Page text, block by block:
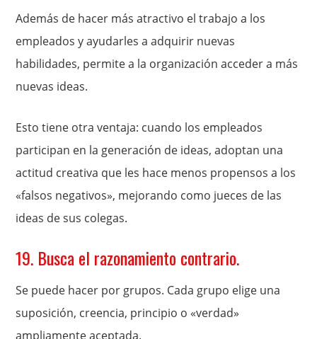
Además de hacer más atractivo el trabajo a los
empleados y ayudarles a adquirir nuevas
habilidades, permite a la organización acceder a más
nuevas ideas.
Esto tiene otra ventaja: cuando los empleados
participan en la generación de ideas, adoptan una
actitud creativa que les hace menos propensos a los
«falsos negativos», mejorando como jueces de las
ideas de sus colegas.
19. Busca el razonamiento contrario.
Se puede hacer por grupos. Cada grupo elige una
suposición, creencia, principio o «verdad»
ampliamente aceptada.